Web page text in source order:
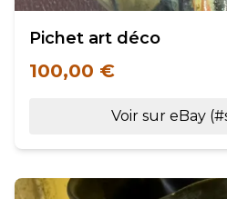
Pichet art déco
100,00 €
Voir sur eBay